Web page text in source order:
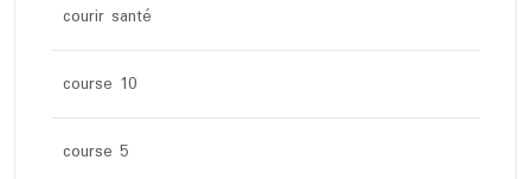
courir santé
course 10
course 5